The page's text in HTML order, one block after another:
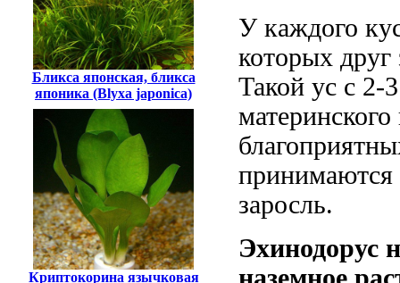
Бликса японская, бликса
японика (Blyxa japonica)
Криптокорина язычковая
У каждого
которых друг
Такой ус с 2-
принимаются
заросль.
Эхинодорус